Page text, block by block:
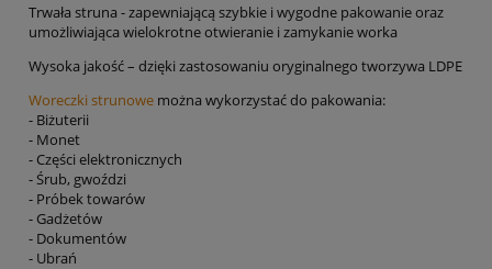
Trwała struna - zapewniającą szybkie i wygodne pakowanie oraz
umożliwiająca wielokrotne otwieranie i zamykanie worka
Wysoka jakość – dzięki zastosowaniu oryginalnego tworzywa LDPE
Woreczki strunowe można wykorzystać do pakowania:
- Biżuterii
- Monet
- Części elektronicznych
- Śrub, gwoździ
- Próbek towarów
- Gadżetów
- Dokumentów
- Ubrań